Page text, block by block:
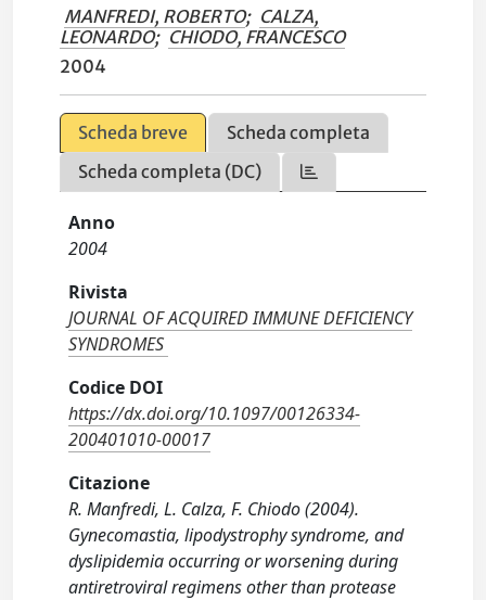
MANFREDI, ROBERTO; CALZA,
LEONARDO; CHIODO, FRANCESCO
2004
Scheda breve
Scheda completa
Scheda completa (DC)
Anno
2004
Rivista
JOURNAL OF ACQUIRED IMMUNE DEFICIENCY
SYNDROMES
Codice DOI
https://dx.doi.org/10.1097/00126334-
200401010-00017
Citazione
R. Manfredi, L. Calza, F. Chiodo (2004).
Gynecomastia, lipodystrophy syndrome, and
dyslipidemia occurring or worsening during
antiretroviral regimens other than protease